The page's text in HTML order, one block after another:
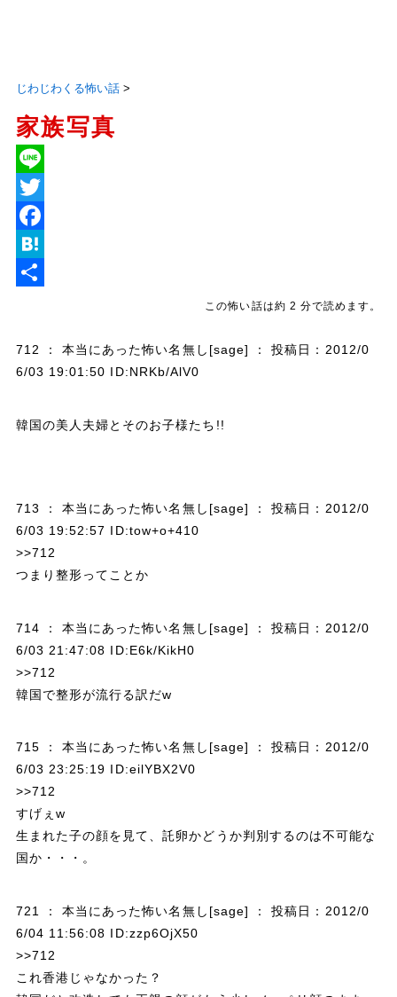
じわじわくる怖い話>
家族写真
L
e
T
w
e
a
b
H
e
この怖い話は約 2 分で読めます。
712 ： 本当にあった怖い名無し[sage] ： 投稿日：2012/0
6/03 19:01:50 ID:NRKb/AlV0
韓国の美人夫婦とそのお子様たち!!
713 ： 本当にあった怖い名無し[sage] ： 投稿日：2012/0
6/03 19:52:57 ID:tow+o+410
>>712
つまり整形ってことか
714 ： 本当にあった怖い名無し[sage] ： 投稿日：2012/0
6/03 21:47:08 ID:E6k/KikH0
>>712
韓国で整形が流行る訳だw
715 ： 本当にあった怖い名無し[sage] ： 投稿日：2012/0
6/03 23:25:19 ID:eilYBX2V0
>>712
すげぇw
生まれた子の顔を見て、託卵かどうか判別するのは不可能な
国か・・・。
721 ： 本当にあった怖い名無し[sage] ： 投稿日：2012/0
6/04 11:56:08 ID:zzp6OjX50
>>712
これ香港じゃなかった？